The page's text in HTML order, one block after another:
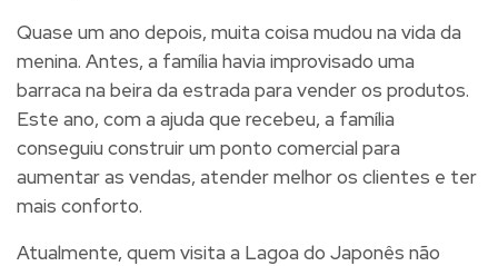
Quase um ano depois, muita coisa mudou na vida da
menina. Antes, a família havia improvisado uma
barraca na beira da estrada para vender os produtos.
Este ano, com a ajuda que recebeu, a família
conseguiu construir um ponto comercial para
aumentar as vendas, atender melhor os clientes e ter
mais conforto.
Atualmente, quem visita a Lagoa do Japonês não